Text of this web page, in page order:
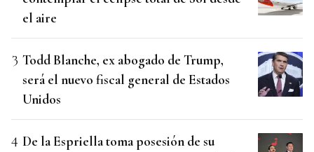
el aire
Todd Blanche, ex abogado de Trump,
será el nuevo fiscal general de Estados
Unidos
De la Espriella toma posesión de su